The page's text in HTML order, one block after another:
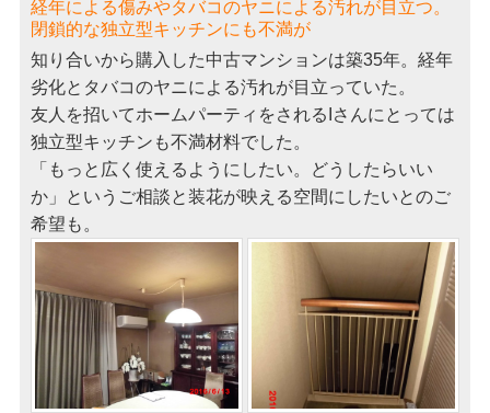
経年による傷みやタバコのヤニによる汚れが目立つ。
閉鎖的な独立型キッチンにも不満が
知り合いから購入した中古マンションは築35年。経年
劣化とタバコのヤニによる汚れが目立っていた。
友人を招いてホームパーティをされるIさんにとっては
独立型キッチンも不満材料でした。
「もっと広く使えるようにしたい。どうしたらいい
か」というご相談と装花が映える空間にしたいとのご
希望も。